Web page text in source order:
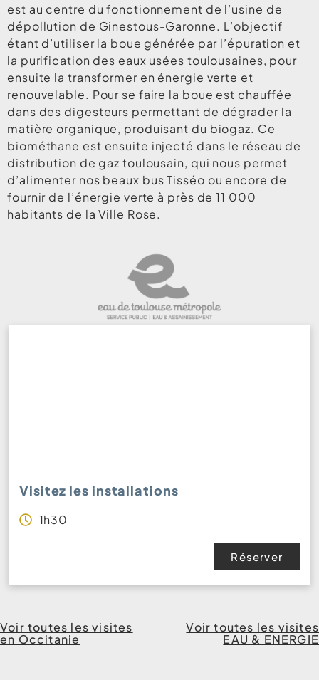
est au centre du fonctionnement de l’usine de
dépollution de Ginestous-Garonne. L’objectif
étant d’utiliser la boue générée par l’épuration et
la purification des eaux usées toulousaines, pour
ensuite la transformer en énergie verte et
renouvelable. Pour se faire la boue est chauffée
dans des digesteurs permettant de dégrader la
matière organique, produisant du biogaz. Ce
biométhane est ensuite injecté dans le réseau de
distribution de gaz toulousain, qui nous permet
d’alimenter nos beaux bus Tisséo ou encore de
fournir de l’énergie verte à près de 11 000
habitants de la Ville Rose.
Visitez les installations
1h30
Réserver
Voir toutes les visites
en Occitanie
Voir toutes les visites
EAU & ENERGIE